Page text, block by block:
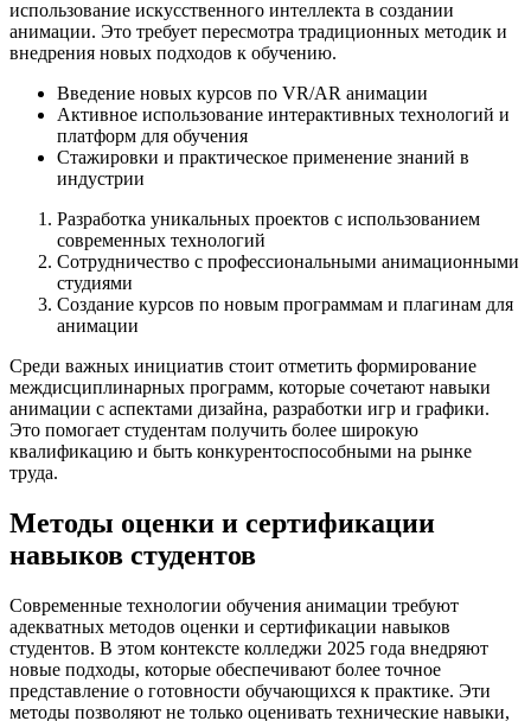
использование искусственного интеллекта в создании
анимации. Это требует пересмотра традиционных методик и
внедрения новых подходов к обучению.
Введение новых курсов по VR/AR анимации
Активное использование интерактивных технологий и
платформ для обучения
Стажировки и практическое применение знаний в
индустрии
Разработка уникальных проектов с использованием
современных технологий
Сотрудничество с профессиональными анимационными
студиями
Создание курсов по новым программам и плагинам для
анимации
Среди важных инициатив стоит отметить формирование
междисциплинарных программ, которые сочетают навыки
анимации с аспектами дизайна, разработки игр и графики.
Это помогает студентам получить более широкую
квалификацию и быть конкурентоспособными на рынке
труда.
Методы оценки и сертификации
навыков студентов
Современные технологии обучения анимации требуют
адекватных методов оценки и сертификации навыков
студентов. В этом контексте колледжи 2025 года внедряют
новые подходы, которые обеспечивают более точное
представление о готовности обучающихся к практике. Эти
методы позволяют не только оценивать технические навыки,